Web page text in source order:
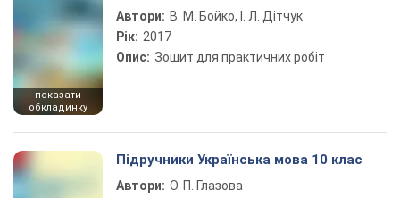
показати
обкладинку
Автори: В. М. Бойко, І. Л. Дітчук
Рік: 2017
Опис: Зошит для практичних робіт
Підручники Українська мова 10 клас
Автори: О. П. Глазова